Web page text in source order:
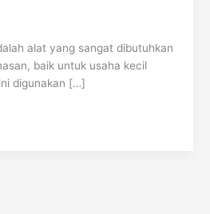
alat yang sangat dibutuhkan
baik untuk usaha kecil
digunakan […]